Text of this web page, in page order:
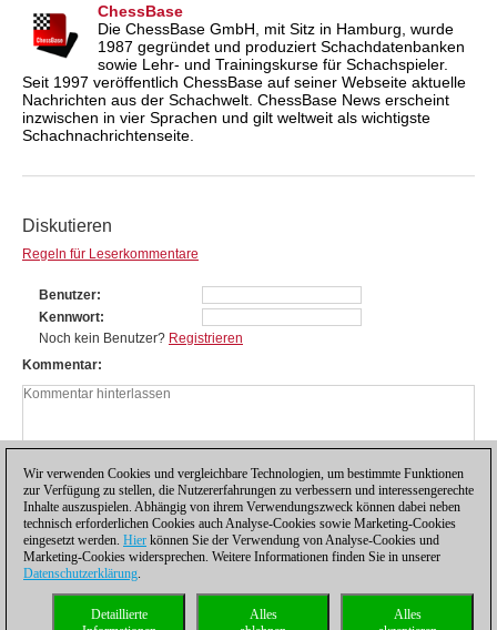
ChessBase
Die ChessBase GmbH, mit Sitz in Hamburg, wurde
1987 gegründet und produziert Schachdatenbanken
sowie Lehr- und Trainingskurse für Schachspieler.
Seit 1997 veröffentlich ChessBase auf seiner Webseite aktuelle
Nachrichten aus der Schachwelt. ChessBase News erscheint
inzwischen in vier Sprachen und gilt weltweit als wichtigste
Schachnachrichtenseite.
Diskutieren
Regeln für Leserkommentare
Benutzer
Kennwort
Noch kein Benutzer? Registrieren
Kommentar
Datenschutzhinweis| Kontakt| |Lizenzen
Wir verwenden Cookies und vergleichbare Technologien, um bestimmte Funktionen
zur Verfügung zu stellen, die Nutzererfahrungen zu verbessern und interessengerechte
Inhalte auszuspielen. Abhängig von ihrem Verwendungszweck können dabei neben
technisch erforderlichen Cookies auch Analyse-Cookies sowie Marketing-Cookies
eingesetzt werden. Hier können Sie der Verwendung von Analyse-Cookies und
Marketing-Cookies widersprechen. Weitere Informationen finden Sie in unserer
Datenschutzerklärung.
Alles
Alles
Detaillierte